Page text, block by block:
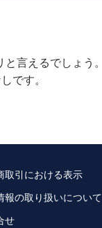
言えるでしょう。
です。
取引における表示
報の取り扱いについて
せ